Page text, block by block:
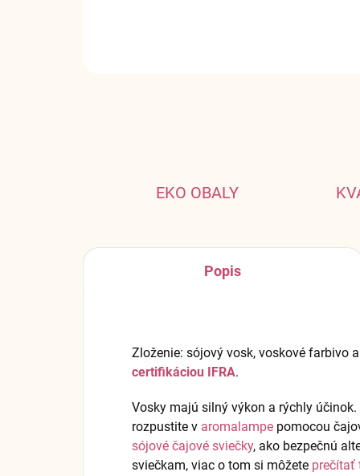
EKO OBALY
Popis
Zloženie: sójový vosk, voskové farbivo
certifikáciou IFRA.
Vosky majú silný výkon a rýchly
rozpustite v aromalampe pomocou
sójové čajové sviečky, ako bezpečnú
sviečkam, viac o tom si môžete prečítať